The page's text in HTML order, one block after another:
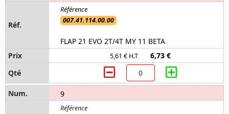
007.41.114.00.00
FLAP 21 EVO 2T/4T MY 11 BETA
5,61 € H.T 6,73 €
9